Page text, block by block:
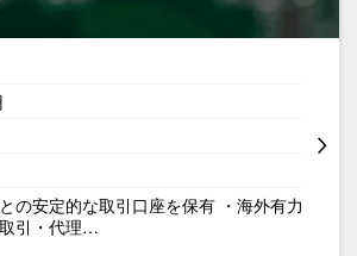
の安定的な取引口座を保有 ・海外有力
引・代理…